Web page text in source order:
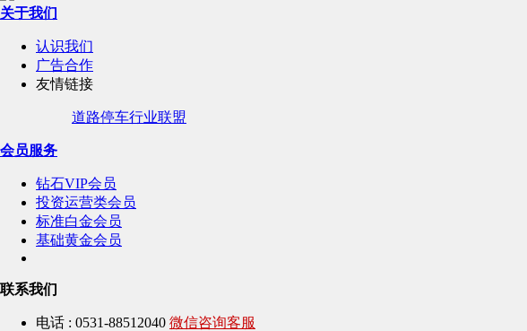
关于我们
认识我们
广告合作
友情链接
道路停车行业联盟
会员服务
钻石VIP会员
投资运营类会员
标准白金会员
基础黄金会员
联系我们
电话 : 0531-88512040 微信咨询客服